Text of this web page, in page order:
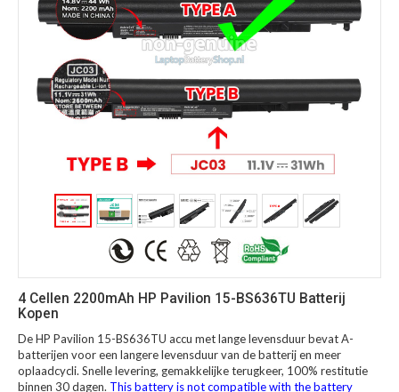
4 Cellen 2200mAh HP Pavilion 15-BS636TU Batterij
Kopen
De HP Pavilion 15-BS636TU accu met lange levensduur bevat A-
batterijen voor een langere levensduur van de batterij en meer
oplaadcycli. Snelle levering, gemakkelijke terugkeer, 100% restitutie
binnen 30 dagen. This battery is not compatible with the battery